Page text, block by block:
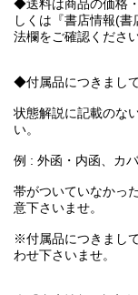
◆送料は商品の価格
しくは『書店情報(
法欄をご確認ください
◆付属品につきまし
状態解説に記載のな
い。
例 : 外函・内函、カ
帯がついていなかっ
意下さいませ。
※付属品につきまし
わせ下さいませ。